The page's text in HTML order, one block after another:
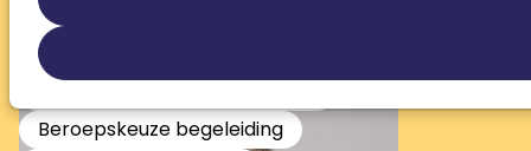
Persoonlijke ontwikkeling
Re-integratie tweede spoor
Beroepskeuze begeleiding